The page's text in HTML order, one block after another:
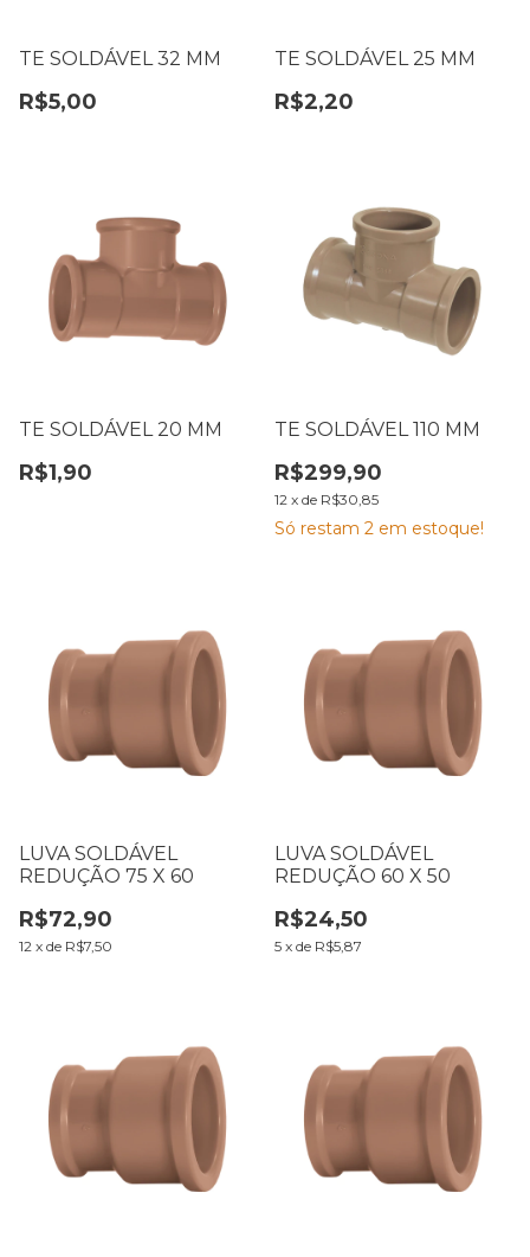
TE SOLDÁVEL 32 MM
R$5,00
TE SOLDÁVEL 25 MM
R$2,20
TE SOLDÁVEL 20 MM
R$1,90
TE SOLDÁVEL 110 MM
R$299,90
12 x de R$30,85
Só restam 2 em estoque!
LUVA SOLDÁVEL
REDUÇÃO 75 X 60
R$72,90
12 x de R$7,50
LUVA SOLDÁVEL
REDUÇÃO 60 X 50
R$24,50
5 x de R$5,87